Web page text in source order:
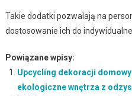
Takie dodatki pozwalają na
dostosowanie ich do
Powiązane wpisy:
Upcycling dekoracji
ekologiczne wnętrza z